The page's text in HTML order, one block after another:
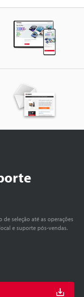
de seleção até as operações
e suporte pós-vendas.